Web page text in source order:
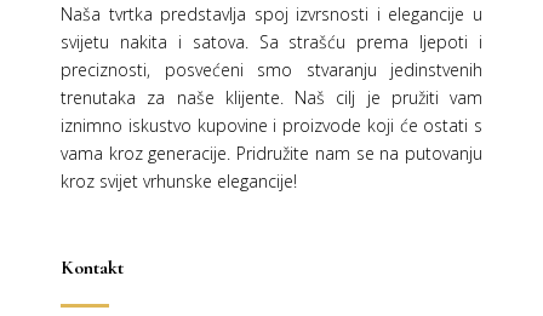
Naša tvrtka predstavlja spoj izvrsnosti i elegancije u
svijetu nakita i satova. Sa strašću prema ljepoti i
preciznosti, posvećeni smo stvaranju jedinstvenih
trenutaka za naše klijente. Naš cilj je pružiti vam
iznimno iskustvo kupovine i proizvode koji će ostati s
vama kroz generacije. Pridružite nam se na putovanju
kroz svijet vrhunske elegancije!
Kontakt